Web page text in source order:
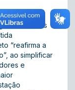
ministro
às cidades
“reafirma a
ao simplificar
e